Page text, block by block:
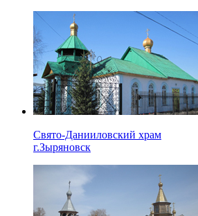
Свято-Данииловский храм
г.Зыряновск